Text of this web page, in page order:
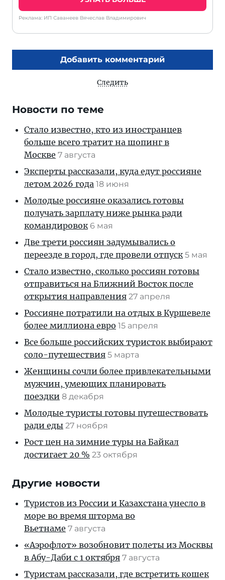
Реклама: ИП Саванеев Вячеслав Владимирович
Добавить комментарий
Следить
Новости по теме
Стало известно, кто из иностранцев
больше всего тратит на шопинг в
Москве 7 августа
Эксперты рассказали, куда едут россияне
летом 2026 года 18 июня
Молодые россияне оказались готовы
получать зарплату ниже рынка ради
командировок 6 мая
Две трети россиян задумывались о
переезде в город, где провели отпуск 5 мая
Стало известно, сколько россиян готовы
отправиться на Ближний Восток после
открытия направления 27 апреля
Россияне потратили на отдых в Куршевеле
более миллиона евро 15 апреля
Все больше российских туристок выбирают
соло-путешествия 5 марта
Женщины сочли более привлекательными
мужчин, умеющих планировать
поездки 8 декабря
Молодые туристы готовы путешествовать
ради еды 27 ноября
Рост цен на зимние туры на Байкал
достигает 20 % 23 октября
Другие новости
Туристов из России и Казахстана унесло в
море во время шторма во
Вьетнаме 7 августа
«Аэрофлот» возобновит полеты из Москвы
в Абу-Даби с 1 октября 7 августа
Туристам рассказали, где встретить кошек